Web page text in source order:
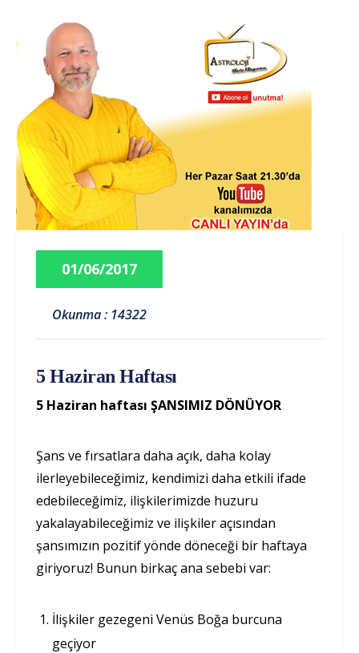
01/06/2017
Okunma : 14322
5 Haziran Haftası
5 Haziran haftası ŞANSIMIZ DÖNÜYOR
Şans ve fırsatlara daha açık, daha kolay
ilerleyebileceğimiz, kendimizi daha etkili ifade
edebileceğimiz, ilişkilerimizde huzuru
yakalayabileceğimiz ve ilişkiler açısından
şansımızın pozitif yönde döneceği bir haftaya
giriyoruz! Bunun birkaç ana sebebi var:
İlişkiler gezegeni Venüs Boğa burcuna
geçiyor